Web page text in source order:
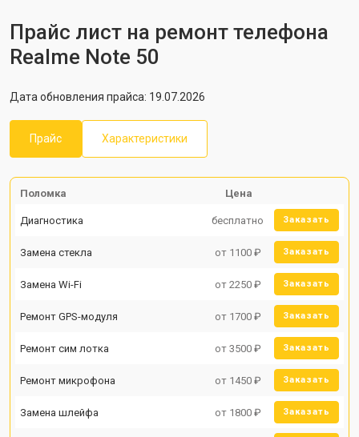
Прайс лист на ремонт телефона
Realme Note 50
Дата обновления прайса: 19.07.2026
Прайс Характеристики
Поломка Цена
Диагностика бесплатно Заказать
Замена стекла от 1100 ₽ Заказать
Замена Wi-Fi от 2250 ₽ Заказать
Ремонт GPS-модуля от 1700 ₽ Заказать
Ремонт сим лотка от 3500 ₽ Заказать
Ремонт микрофона от 1450 ₽ Заказать
Замена шлейфа от 1800 ₽ Заказать